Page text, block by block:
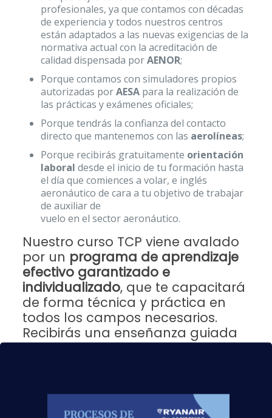
profesionales, ya que contamos con décadas
de experiencia y todos nuestros centros
están adaptados a las nuevas exigencias de la
normativa actual con la acreditación de
calidad dispensada porAENOR;
Porque contamos con simuladores propios
autorizadas porAESApara la realización de
las prácticas y exámenes oficiales;
Porque tendrás la confianza del contacto
directo que mantenemos con las aerolíneas;
Porque recibirás gratuitamente orientación
laboral desde el inicio de tu formación hasta
el día que comiences a volar, e inglés
aeronáutico de cara a tu objetivo de trabajar
de auxiliar de
vuelo en el sector aeronáutico.
Nuestro curso TCP viene avalado
por un programa de aprendizaje
efectivo garantizado e
individualizado, que te capacitará
de forma técnica y práctica en
todos los campos necesarios.
Recibirás una enseñanza guiada
desde el inicio, durante la
contando con profesores y
orientadores experimentados.